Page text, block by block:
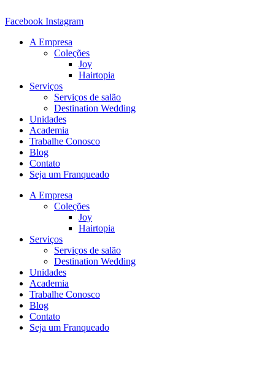
para
conteúdo
Facebook Instagram
A Empresa
Coleções
Joy
Hairtopia
Serviços
Serviços de salão
Destination Wedding
Unidades
Academia
Trabalhe Conosco
Blog
Contato
Seja um Franqueado
A Empresa
Coleções
Joy
Hairtopia
Serviços
Serviços de salão
Destination Wedding
Unidades
Academia
Trabalhe Conosco
Blog
Contato
Seja um Franqueado